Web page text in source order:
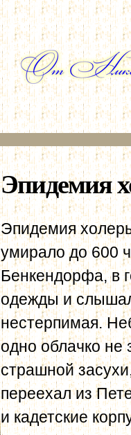
Эпидемия
Эпидемия
умирало до 600
Бенкендорфа, в
одежды и
нестерпимая.
одно облачко не
страшной
переехал из
и кадетские